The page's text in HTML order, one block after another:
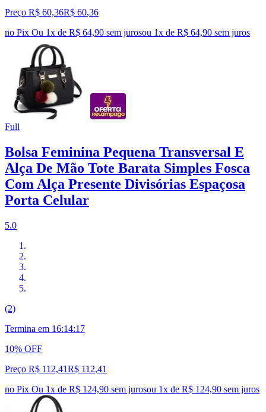
Preço R$ 60,36R$ 60,36
no Pix Ou 1x de R$ 64,90 sem jurosou 1x de R$ 64,90 sem juros
Full
Bolsa Feminina Pequena Transversal E
Alça De Mão Tote Barata Simples Fosca
Com Alça Presente Divisórias Espaçosa
Porta Celular
5.0
(2)
Termina em 16:14:16
10% OFF
Preço R$ 112,41R$ 112,41
no Pix Ou 1x de R$ 124,90 sem jurosou 1x de R$ 124,90 sem juros